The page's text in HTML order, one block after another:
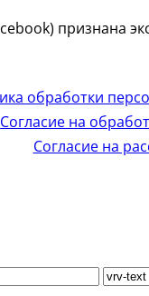
признана
обработки
Согласие на
Согласие на